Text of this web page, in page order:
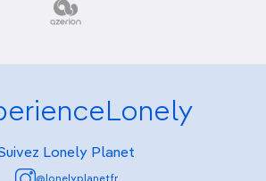
Lonely Planet
@lonelyplanetfr